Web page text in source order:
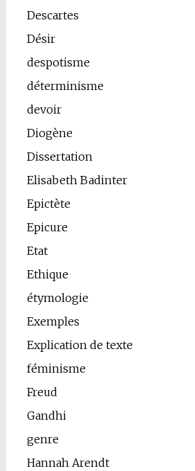
Descartes
Désir
despotisme
déterminisme
devoir
Diogène
Dissertation
Elisabeth Badinter
Epictète
Epicure
Etat
Ethique
étymologie
Exemples
Explication de texte
féminisme
Freud
Gandhi
genre
Hannah Arendt